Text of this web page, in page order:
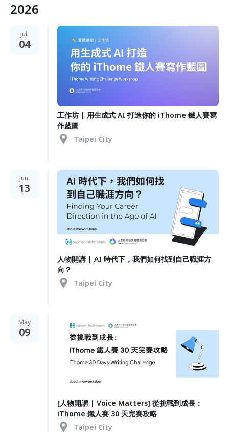
2026
Jul.
04
工作坊 | 用生成式 AI 打造你的 iThome 鐵人賽寫
作藍圖
Taipei City
Jun.
13
人物開講 | AI 時代下，我們如何找到自己職涯方
向？
Taipei City
May
09
[人物開講 | Voice Matters] 從挑戰到成長：
iThome 鐵人賽 30 天完賽攻略
Taipei City